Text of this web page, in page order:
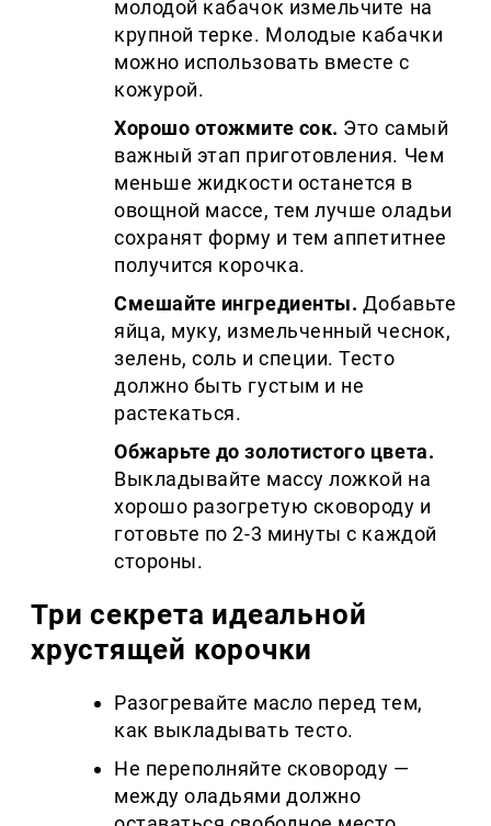
молодой кабачок измельчите на
крупной терке. Молодые кабачки
можно использовать вместе с
кожурой.
Хорошо отожмите сок. Это самый
важный этап приготовления. Чем
меньше жидкости останется в
овощной массе, тем лучше оладьи
сохранят форму и тем аппетитнее
получится корочка.
Смешайте ингредиенты. Добавьте
яйца, муку, измельченный чеснок,
зелень, соль и специи. Тесто
должно быть густым и не
растекаться.
Обжарьте до золотистого цвета.
Выкладывайте массу ложкой на
хорошо разогретую сковороду и
готовьте по 2-3 минуты с каждой
стороны.
Три секрета идеальной
хрустящей корочки
Разогревайте масло перед тем,
как выкладывать тесто.
Не переполняйте сковороду —
между оладьями должно